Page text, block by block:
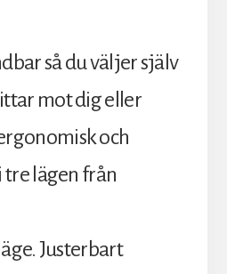
så du väljer själv
mot dig eller
och
tre lägen från
Justerbart